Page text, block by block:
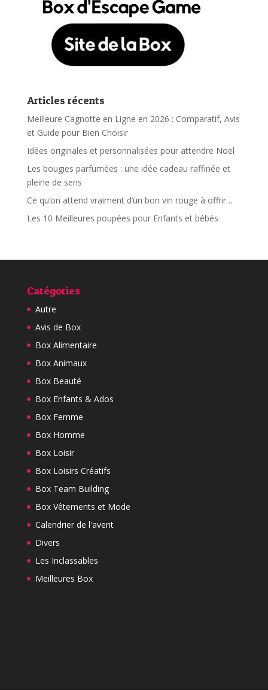
Articles récents
Meilleure Cagnotte en Ligne en 2026 : Comparatif, Avis
et Guide pour Bien Choisir
Idées originales et personnalisées pour attendre Noël
Les bougies parfumées : une idée cadeau raffinée et
pleine de sens
Ce qu’on attend vraiment d’un bon vin rouge à offrir…
Les 10 Meilleures poupées pour Enfants et bébés
Catégories
Autre
Avis de Box
Box Alimentaire
Box Animaux
Box Beauté
Box Enfants & Ados
Box Femme
Box Homme
Box Loisir
Box Loisirs Créatifs
Box Team Building
Box Vêtements et Mode
Calendrier de l'avent
Divers
Les Inclassables
Meilleures Box